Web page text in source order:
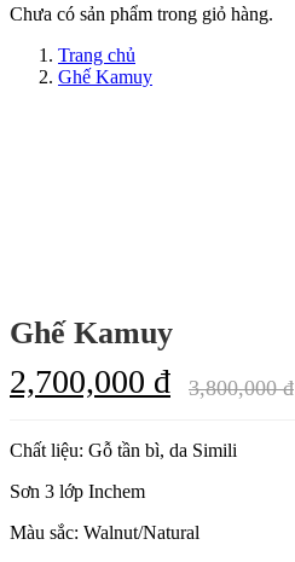
Chưa có sản phẩm trong giỏ hàng.
Trang chủ
Ghế Kamuy
Ghế Kamuy
2,700,000 đ 3,800,000 đ
Chất liệu: Gỗ tần bì, da Simili
Sơn 3 lớp Inchem
Màu sắc: Walnut/Natural